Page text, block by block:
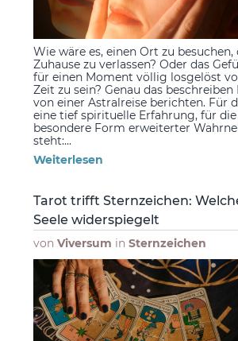
Wie wäre es, einen Ort zu besuchen,
Zuhause zu verlassen? Oder das
für einen Moment völlig losgelöst
Zeit zu sein? Genau das beschreiben
von einer Astralreise berichten. Für
eine tief spirituelle Erfahrung, für die
besondere Form erweiterter
steht:...
Weiterlesen
Tarot trifft Sternzeichen:
Seele widerspiegelt
von Viversum in Sternzeichen